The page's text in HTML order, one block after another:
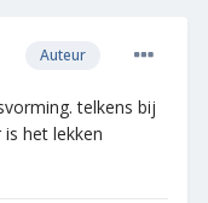
Auteur
telkens bij
het lekken